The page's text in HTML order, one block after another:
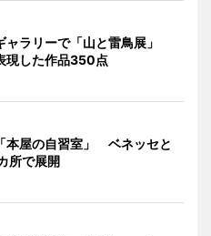
ャラリーで「山と雷鳥展」
現した作品350点
本屋の自習室」 ベネッセと
所で展開